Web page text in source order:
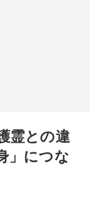
霊との違
」につな